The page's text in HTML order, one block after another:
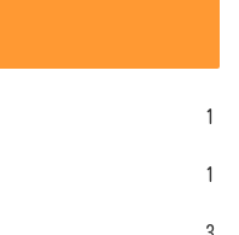
1
1